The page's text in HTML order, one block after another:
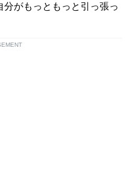
分がもっともっと引っ張っ